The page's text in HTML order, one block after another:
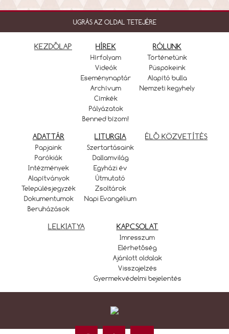
UGRÁS AZ OLDAL TETEJÉRE
KEZDŐLAP HÍREK
Hírfolyam
Videók
Eseménynaptár
Archívum
Címkék
Pályázatok
Benned bízom!
RÓLUNK
Történetünk
Püspökeink
Alapító bulla
Nemzeti kegyhely
ADATTÁR
Papjaink
Parókiák
Intézmények
Alapítványok
Településjegyzék
Dokumentumok
Beruházások
LITURGIA
Szertartásaink
Dallamvilág
Egyházi év
Útmutató
Zsoltárok
Napi Evangélium
ÉLŐ KÖZVETÍTÉS
LELKIATYA KAPCSOLAT
Imresszum
Elérhetőség
Ajánlott oldalak
Visszajelzés
Gyermekvédelmi bejelentés